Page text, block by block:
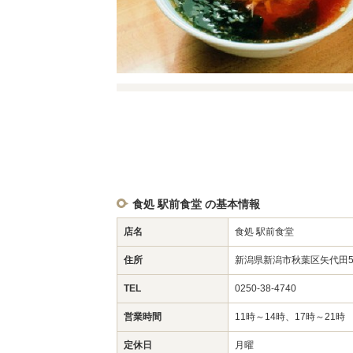
食処 駅前食堂 の基本情報
店名 食処 駅前食堂
住所 新潟県新潟市秋葉区矢代
TEL 0250-38-4740
営業時間 11時～14時、17時～21時
定休日 月曜